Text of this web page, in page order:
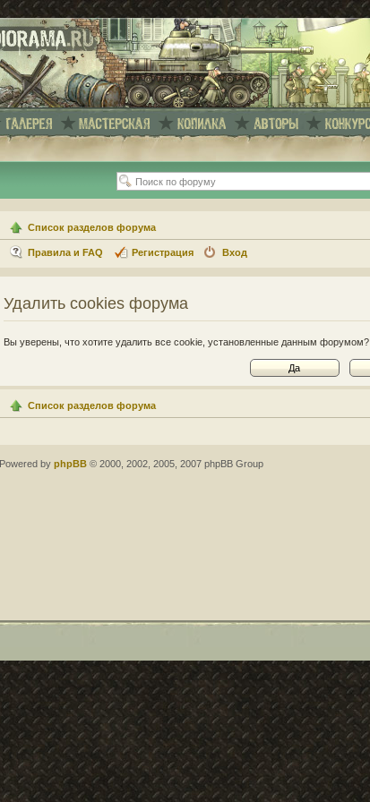
Список разделов форума
Правила и FAQ Регистрация Вход
Удалить cookies форума
Вы уверены, что хотите удалить все cookie, установленные данным форумом?
Список разделов форума
Powered by phpBB © 2000, 2002, 2005, 2007 phpBB Group